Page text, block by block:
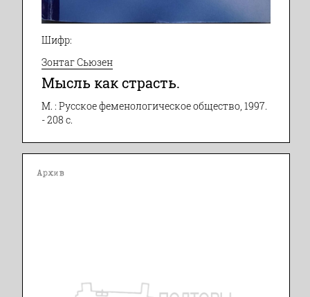
Шифр:
Зонтаг Сьюзен
Мысль как страсть.
М. : Русское феменологическое общество, 1997.
- 208 с.
Архив